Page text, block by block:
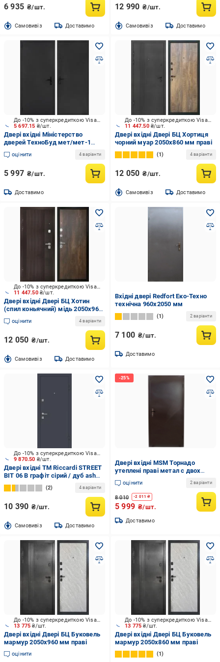
6 935 ₴/шт.
Cамовивіз Доставимо
12 990 ₴/шт.
Cамовивіз Доставимо
5 697.15 ₴/шт.
До -10% з суперкредиткою Visa Вигода
Двері вхідні Міністерство
дверей ТехноБуд мет/мет-1
сірий 2050x960 мм праві
оцінити 4 варіанти
5 997 ₴/шт.
Доставимо
11 447.50 ₴/шт.
До -10% з суперкредиткою Visa Вигода
Двері вхідні Двері БЦ Хортиця
чорний муар 2050х860 мм праві
1 4 варіанти
12 050 ₴/шт.
Cамовивіз Доставимо
11 447.50 ₴/шт.
До -10% з суперкредиткою Visa Вигода
Двері вхідні Двері БЦ Хотин
(спил коньячний) мідь 2050x960
мм ліві
оцінити 4 варіанти
12 050 ₴/шт.
Cамовивіз Доставимо
Вхідні двері Redfort Еко-Техно
технічна 960х2050 мм
1 2 варіанти
7 100 ₴/шт.
Доставимо
9 870.50 ₴/шт.
До -10% з суперкредиткою Visa Вигода
Двері вхідні TM Riccardi STREET
BIT 06 B графіт сірий / дуб ash
2050x860 мм праві
2 4 варіанти
10 390 ₴/шт.
Cамовивіз Доставимо
Двері вхідні MSM Торнадо
утеплені праві метал с двох
сторін 0,6 мм порошкова фарба
1900х800 мм Коричневий (101-
013)
оцінити 2 варіанти
8 010 -2 011 ₴
5 999 ₴/шт.
Доставимо
13 775₴/шт.
До -10% з суперкредиткою Visa Вигода
Двері вхідні Двері БЦ Буковель
мармур 2050x960 мм праві
оцінити
13 775₴/шт.
До -10% з суперкредиткою Visa Вигода
Двері вхідні Двері БЦ Буковель
мармур 2050х860 мм праві
1